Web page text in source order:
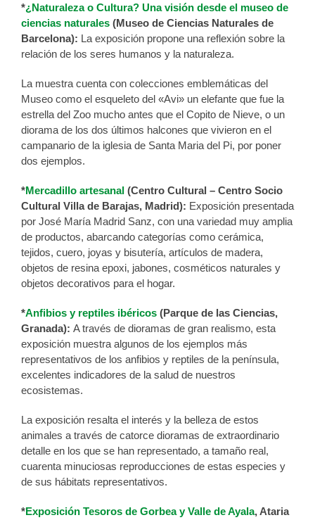
*¿Naturaleza o Cultura? Una visión desde el museo de
ciencias naturales (Museo de Ciencias Naturales de
Barcelona): La exposición propone una reflexión sobre la
relación de los seres humanos y la naturaleza.
La muestra ​​cuenta con colecciones emblemáticas del
Museo como el esqueleto del «Avi» un elefante que fue la
estrella del Zoo mucho antes que el Copito de Nieve, o un
diorama de los dos últimos halcones que vivieron en el
campanario de la iglesia de Santa Maria del Pi, por poner
dos ejemplos.
*Mercadillo artesanal (Centro Cultural – Centro Socio
Cultural Villa de Barajas, Madrid): Exposición presentada
por José María Madrid Sanz, con una variedad muy amplia
de productos, abarcando categorías como cerámica,
tejidos, cuero, joyas y bisutería, artículos de madera,
objetos de resina epoxi, jabones, cosméticos naturales y
objetos decorativos para el hogar.
*Anfibios y reptiles ibéricos (Parque de las Ciencias,
Granada): A través de dioramas de gran realismo, esta
exposición muestra algunos de los ejemplos más
representativos de los anfibios y reptiles de la península,
excelentes indicadores de la salud de nuestros
ecosistemas.
La exposición resalta el interés y la belleza de estos
animales a través de catorce dioramas de extraordinario
detalle en los que se han representado, a tamaño real,
cuarenta minuciosas reproducciones de estas especies y
de sus hábitats representativos.
*Exposición Tesoros de Gorbea y Valle de Ayala, Ataria